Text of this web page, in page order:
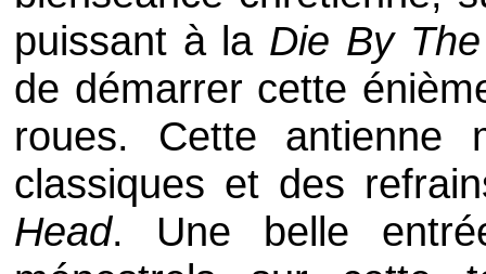
puissant à la Die By
de démarrer cette
roues. Cette
classiques et des
Head. Une belle